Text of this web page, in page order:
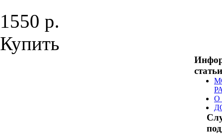
1550 р.
Купить
статьи
О